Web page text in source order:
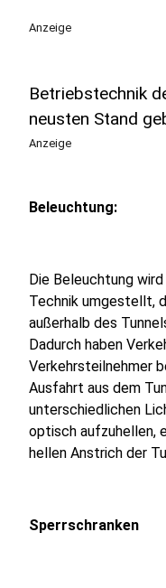
Anzeige
Betriebstechnik
neusten Stand
Anzeige
Beleuchtung:
Die Beleuchtung
Technik umgestellt,
außerhalb des
Dadurch haben
Verkehrsteilnehmer
Ausfahrt aus dem
unterschiedlichen
optisch aufzuhellen,
hellen Anstrich der
Sperrschranken